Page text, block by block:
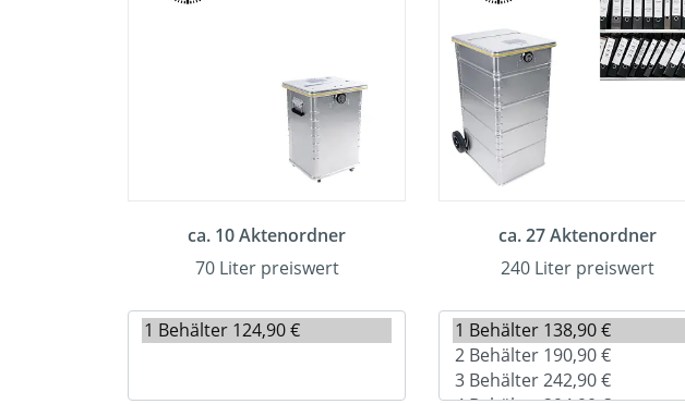
ca. 10 Aktenordner
70 Liter preiswert
ca. 27 Aktenordner
240 Liter preiswert